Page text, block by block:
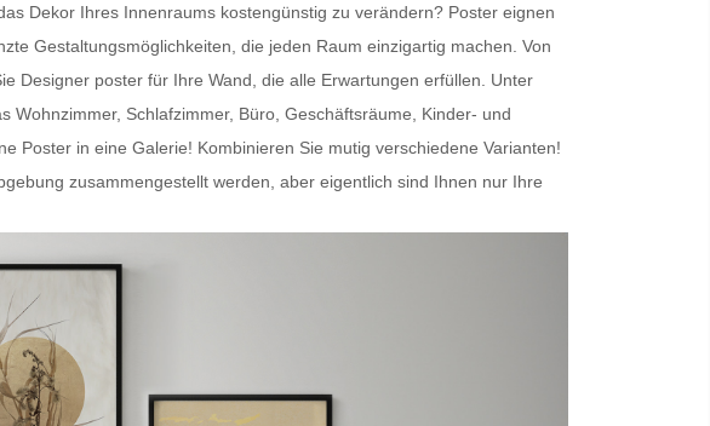
Dekor Ihres Innenraums kostengünstig zu verändern? Poster eignen
Gestaltungsmöglichkeiten, die jeden Raum einzigartig machen. Von
Designer poster für Ihre Wand , die alle Erwartungen erfüllen. Unter
Wohnzimmer, Schlafzimmer, Büro, Geschäftsräume, Kinder- und
Poster in eine Galerie! Kombinieren Sie mutig verschiedene Varianten!
zusammengestellt werden, aber eigentlich sind Ihnen nur Ihre